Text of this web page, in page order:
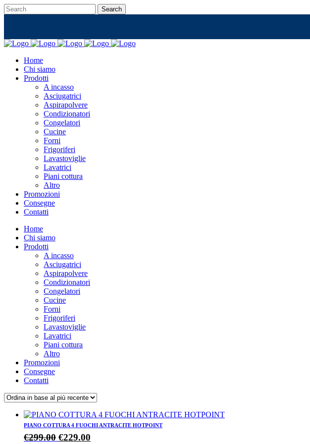
Home
Chi siamo
Prodotti
A incasso
Asciugatrici
Aspirapolvere
Condizionatori
Congelatori
Cucine
Forni
Frigoriferi
Lavastoviglie
Lavatrici
Piani cottura
Altro
Promozioni
Consegne
Contatti
Home
Chi siamo
Prodotti
A incasso
Asciugatrici
Aspirapolvere
Condizionatori
Congelatori
Cucine
Forni
Frigoriferi
Lavastoviglie
Lavatrici
Piani cottura
Altro
Promozioni
Consegne
Contatti
PIANO COTTURA 4 FUOCHI ANTRACITE HOTPOINT
€299.00 Il
€229.00